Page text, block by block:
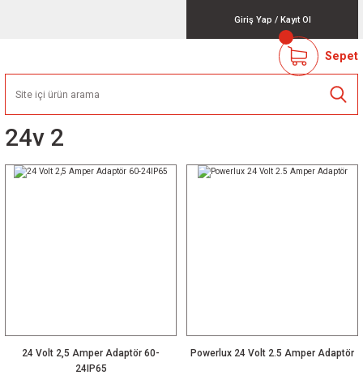
Giriş Yap / Kayıt Ol
Sepet
24v 2
24 Volt 2,5 Amper Adaptör 60-
24IP65
Powerlux 24 Volt 2.5 Amper Adaptör